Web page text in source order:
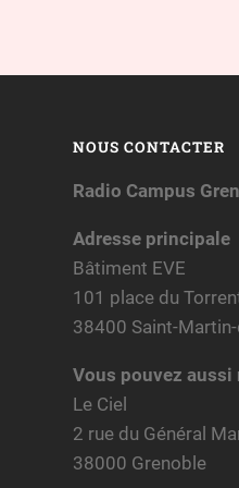
NOUS CONTACTER
Radio Campus
Adresse principale
Bâtiment EVE
101 place du
38400 Saint-Martin-
Vous pouvez
Le Ciel
2 rue du Général
38000 Grenoble